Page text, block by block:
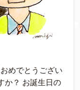
めでとうござい
か？ お誕生日の